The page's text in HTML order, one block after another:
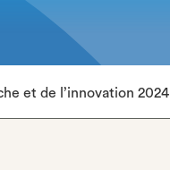
et de l’innovation 2024